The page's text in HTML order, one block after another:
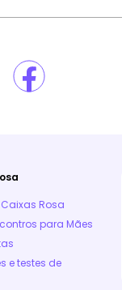
Rosa
para Mães
e testes de